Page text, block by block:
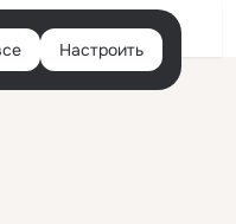
Настроить